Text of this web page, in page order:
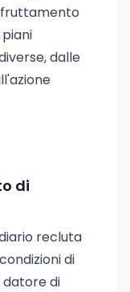
dalle
di
recluta
di
di